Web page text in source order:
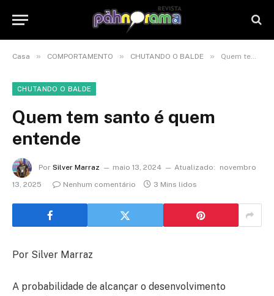
Casa » COMPORTAMENTO » CHUTANDO O BALDE » Quem tem santo é quem entende
CHUTANDO O BALDE
Quem tem santo é quem
entende
Por Silver Marraz maio 13, 2024 Atualizado:
novembro
13, 2025
Nenhum comentário 3 Mins lidos
Por Silver Marraz
A probabilidade de alcançar o desenvolvimento